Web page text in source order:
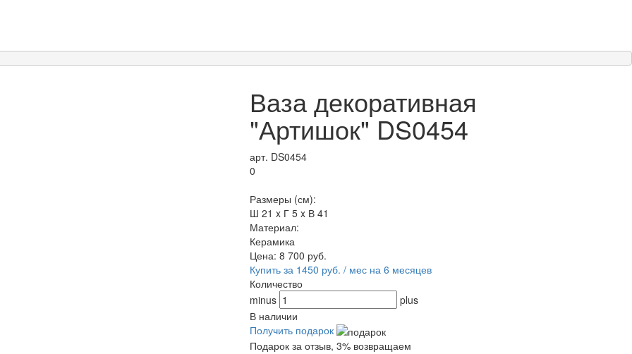
Ваза декоративная
"Артишок" DS0454
арт. DS0454
0
Размеры (см):
Ш 21 x Г 5 x В 41
Материал:
Керамика
Цена: 8 700 руб.
Купить за 1450 руб. / мес на 6 месяцев
Количество
minus
plus
В наличии
Получить подарок
Подарок за отзыв, 3% возвращаем